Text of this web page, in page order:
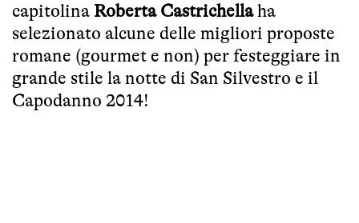
capitolina Roberta Castrichellaha
selezionato alcune delle migliori proposte
romane (gourmet e non) per festeggiare in
grande stile la notte di San Silvestro e il
Capodanno 2014!